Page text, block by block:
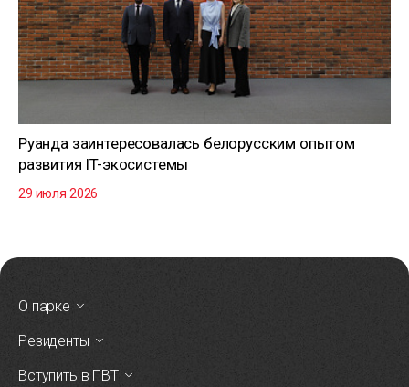
Руанда заинтересовалась белорусским опытом
развития IT-экосистемы
29 июля 2026
О парке
Резиденты
Вступить в ПВТ